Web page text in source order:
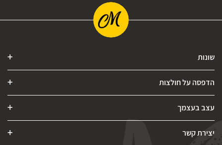
שונות
הדפסה על חולצות
עצב בעצמך
יצירת קשר